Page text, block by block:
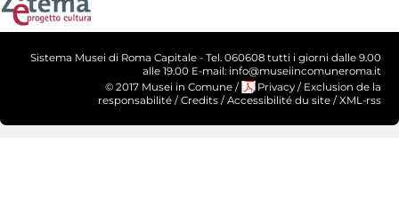
Sistema Musei di Roma Capitale - Tel. 060608 tutti i giorni dalle 9.00
alle 19.00 E-mail: info@museiincomuneroma.it
© 2017 Musei in Comune / Privacy / Exclusion de la
responsabilité /Credits /Accessibilité du site /XML-rss